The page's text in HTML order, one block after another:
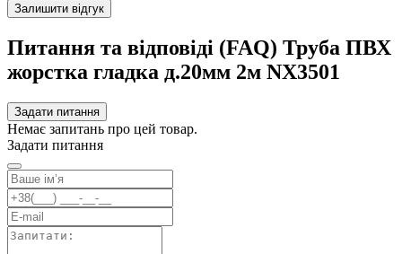
Залишити відгук
Питання та відповіді (FAQ) Труба ПВХ
жорстка гладка д.20мм 2м NX3501
Задати питання
Немає запитань про цей товар.
Задати питання